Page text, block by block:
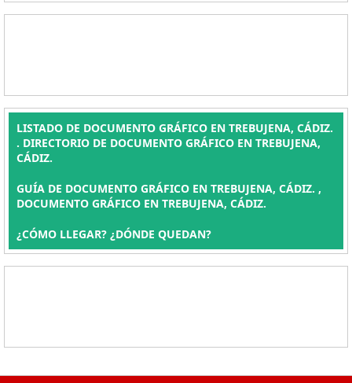
LISTADO DE DOCUMENTO GRÁFICO EN TREBUJENA, CÁDIZ.
. DIRECTORIO DE DOCUMENTO GRÁFICO EN TREBUJENA,
CÁDIZ.
GUÍA DE DOCUMENTO GRÁFICO EN TREBUJENA, CÁDIZ. ,
DOCUMENTO GRÁFICO EN TREBUJENA, CÁDIZ.
¿CÓMO LLEGAR? ¿DÓNDE QUEDAN?